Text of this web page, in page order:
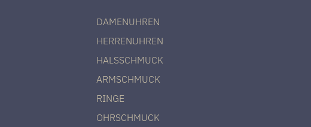
DAMENUHREN
HERRENUHREN
HALSSCHMUCK
ARMSCHMUCK
RINGE
OHRSCHMUCK